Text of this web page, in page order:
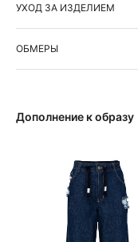
УХОД ЗА ИЗДЕЛИЕМ
ОБМЕРЫ
Дополнение к образу